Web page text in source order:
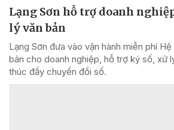
Lạng Sơn hỗ trợ doanh
lý văn bản
Lạng Sơn đưa vào vận hành miễn phí
bản cho doanh nghiệp, hỗ trợ ký số, xử
thúc đẩy chuyển đổi số.